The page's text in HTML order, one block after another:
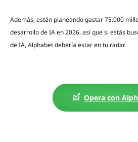
Además, están planeando gastar 75.000
desarrollo de IA en 2026, así que si estás
de IA, Alphabet debería estar en tu radar.
Opera con